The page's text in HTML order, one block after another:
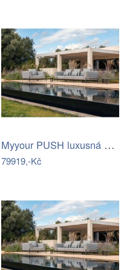
Myyour PUSH luxusná sedacia súprava -…
79919,-Kč